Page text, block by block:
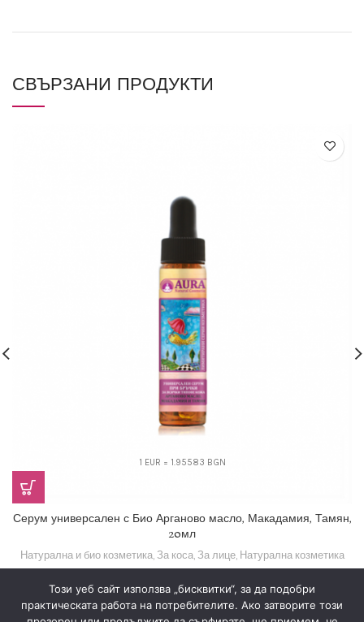
СВЪРЗАНИ ПРОДУКТИ
1 EUR = 1.95583 BGN
Серум универсален с Био Арганово масло, Макадамия, Тамян,
20мл
Натурална и био козметика, За коса, За лице, Натурална козметика
Този уеб сайт използва „бисквитки“, за да подобри
практическата работа на потребителите. Ако затворите този